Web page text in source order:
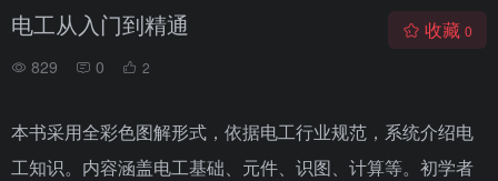
电工从入门到精通
829 0 2
收藏 0
本书采用全彩色图解形式，依据电工行业规范，系统介绍电
工知识。内容涵盖电工基础、元件、识图、计算等。初学者